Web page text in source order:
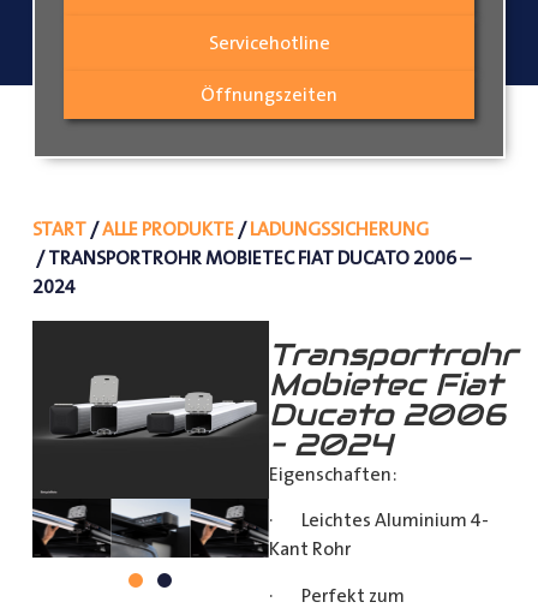
Servicehotline
Öffnungszeiten
START/ALLE PRODUKTE/LADUNGSSICHERUNG
/ TRANSPORTROHR MOBIETEC FIAT DUCATO 2006 –
2024
Transportrohr
Mobietec Fiat
Ducato 2006
– 2024
Eigenschaften:
· Leichtes Aluminium 4-
Kant Rohr
· Perfekt zum